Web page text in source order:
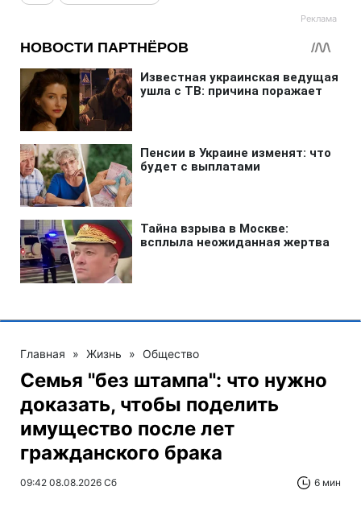
Главная » Жизнь » Общество
Семья "без штампа": что нужно
доказать, чтобы поделить
имущество после лет
гражданского брака
09:42 08.08.2026 Сб 6 мин